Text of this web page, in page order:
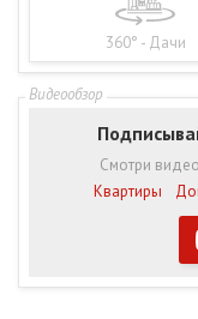
360° - Дачи
Смотри
Квартиры